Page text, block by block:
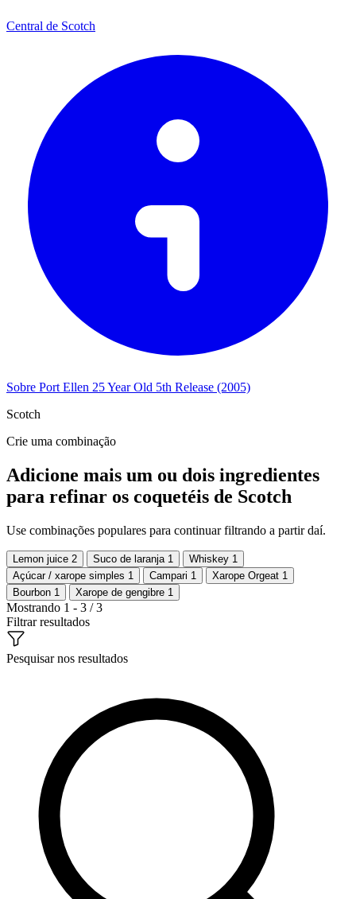
Central de Scotch
Sobre Port Ellen 25 Year Old 5th Release (2005)
Scotch
Crie uma combinação
Adicione mais um ou dois ingredientes
para refinar os coquetéis de Scotch
Use combinações populares para continuar filtrando a partir daí.
Lemon juice 2 Suco de laranja 1 Whiskey 1
Açúcar / xarope simples 1 Campari 1 Xarope Orgeat 1
Bourbon 1 Xarope de gengibre 1
Mostrando 1 - 3 / 3
Filtrar resultados
Pesquisar nos resultados